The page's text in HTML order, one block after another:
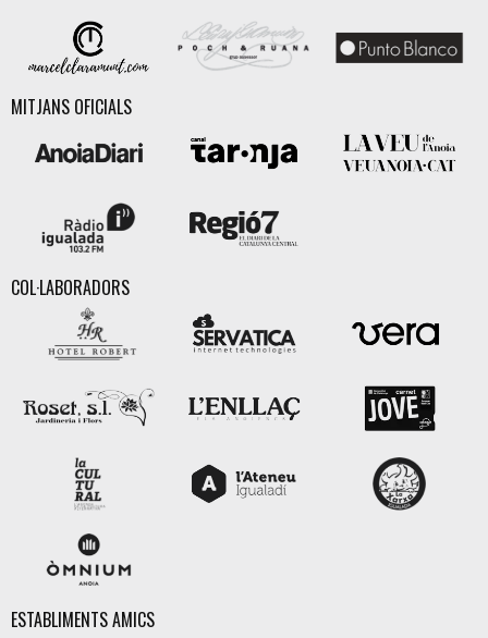
MITJANS OFICIALS
COL·LABORADORS
ESTABLIMENTS AMICS